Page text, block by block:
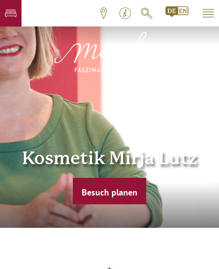
Kosmetik Mirja Lutz
Besuch planen